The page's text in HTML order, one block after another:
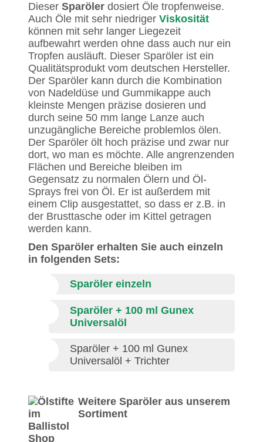
Dieser Sparöler dosiert Öle tropfenweise.
Auch Öle mit sehr niedriger Viskosität
können mit sehr langer Liegezeit
aufbewahrt werden ohne dass auch nur ein
Tropfen ausläuft. Dieser Sparöler ist ein
Qualitätsprodukt vom deutschen Hersteller.
Der Sparöler kann durch die Kombination
von Nadeldüse und Gummikappe auch
kleinste Mengen präzise dosieren und
durch seine 50 mm lange Lanze auch
unzugängliche Bereiche problemlos ölen.
Der Sparöler ölt hoch präzise und zwar nur
dort, wo man es möchte. Alle angrenzenden
Flächen und Bereiche bleiben im
Gegensatz zu normalen Ölern und Öl-
Sprays frei von Öl. Er ist außerdem mit
einem Clip ausgestattet, so dass er z.B. in
der Brusttasche oder im Kittel getragen
werden kann.
Den Sparöler erhalten Sie auch einzeln
in folgenden Sets:
Sparöler einzeln
Sparöler + 100 ml Gunex
Universalöl
Sparöler + 100 ml Gunex
Universalöl + Trichter
Weitere Sparöler aus unserem
Sortiment